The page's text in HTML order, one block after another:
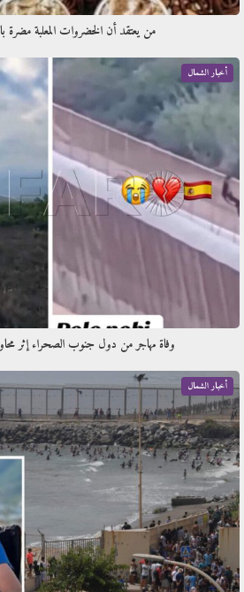
من يعتقد أن الخضروات المعلبة مضرة
أخبار الشمال
وفاة مهاجر من دول جنوب الصحراء إثر
أخبار الشمال